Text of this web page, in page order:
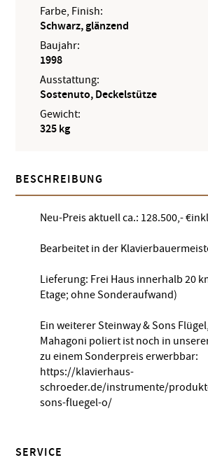
Farbe, Finish:
Schwarz, glänzend
Baujahr:
1998
Ausstattung:
Sostenuto, Deckelstütze
Gewicht:
325 kg
BESCHREIBUNG
Neu-Preis aktuell ca.: 128.500,-
Bearbeitet in der
Lieferung: Frei Haus innerhalb 20
Etage; ohne Sonderaufwand)
Ein weiterer Steinway & Sons
Mahagoni poliert ist noch in
zu einem Sonderpreis erwerbbar:
https://klavierhaus-
schroeder.de/instrumente/
sons-fluegel-o/
SERVICE